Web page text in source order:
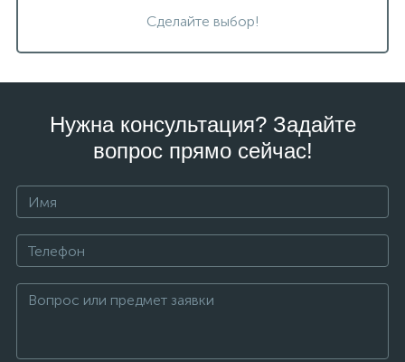
Сделайте выбор!
Нужна консультация? Задайте
вопрос прямо сейчас!